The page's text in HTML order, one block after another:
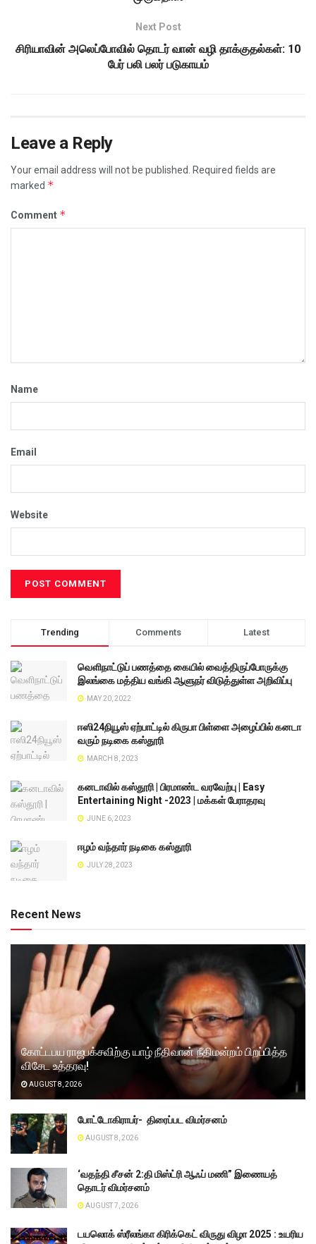
Next Post
சிரியாவின் அலெப்போவில் தொடர் வான் வழி தாக்குதல்கள்: 10
பேர் பலி பலர் படுகாயம்
Leave a Reply
Your email address will not be published.
Required fields are
marked *
Comment *
Name
Email
Website
Trending Comments Latest
வெளிநாட்டுப் பணத்தை கையில் வைத்திருப்போருக்கு
இலங்கை மத்திய வங்கி ஆளுநர் விடுத்துள்ள அறிவிப்பு
MAY 20, 2022
ஈஸி24நியூஸ் ஏற்பாட்டில் கிருபா பிள்ளை அழைப்பில் கனடா
வரும் நடிகை கஸ்தூரி
MARCH 8, 2023
கனடாவில் கஸ்தூரி | பிரமாண்ட வரவேற்பு | Easy
Entertaining Night -2023 | மக்கள் பேராதரவு
JUNE 6, 2023
ஈழம் வந்தார் நடிகை கஸ்தூரி
JULY 28, 2023
Recent News
கோட்டபய ராஜபக்சவிற்கு யாழ் நீதிவான் நீதிமன்றம் பிறப்பித்த
விசேட உத்தரவு!
AUGUST 8, 2026
போட்டோகிராபர்- ‌ திரைப்பட விமர்சனம்
AUGUST 8, 2026
‘வதந்தி சீசன் 2:தி மிஸ்ட்ரி ஆஃப் மணி” இணையத்
தொடர் விமர்சனம்
AUGUST 7, 2026
டயலொக் ஸ்ரீலங்கா கிரிக்கெட் விருது விழா 2025 : உயரிய